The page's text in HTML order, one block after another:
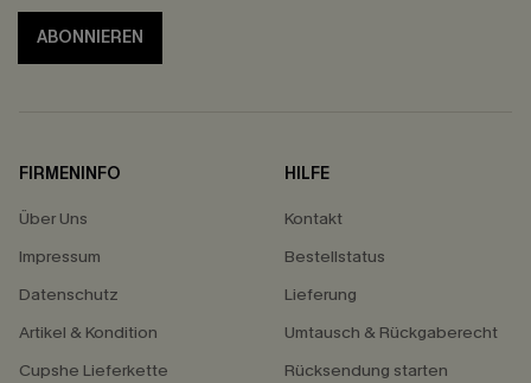
ABONNIEREN
FIRMENINFO
Über Uns
Impressum
Datenschutz
Artikel & Kondition
Cupshe Lieferkette
HILFE
Kontakt
Bestellstatus
Lieferung
Umtausch & Rückgaberecht
Rücksendung starten